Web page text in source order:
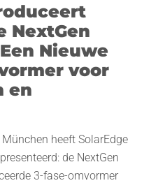
NextGen
Nieuwe
voor
en
heeft SolarEdge
de NextGen
3-fase-omvormer